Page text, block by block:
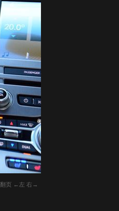
翻页 ←左 右→